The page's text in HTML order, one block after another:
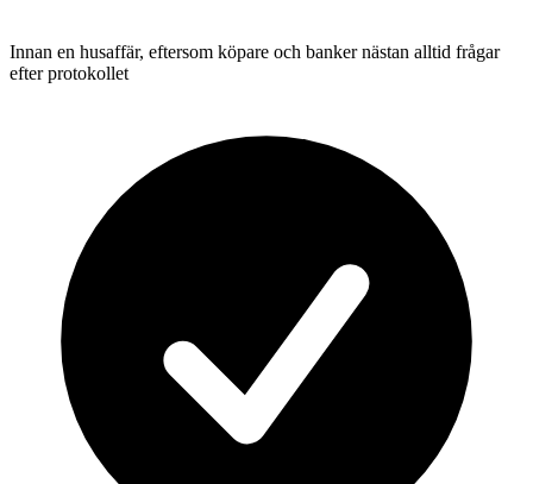
Innan en husaffär, eftersom köpare och banker nästan alltid frågar
efter protokollet